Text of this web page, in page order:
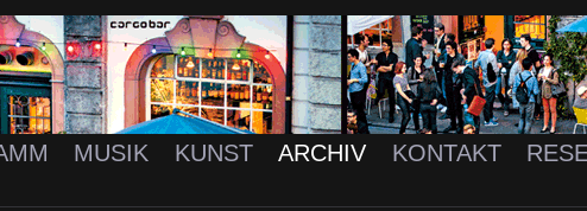
MUSIK KUNST ARCHIV KONTAKT